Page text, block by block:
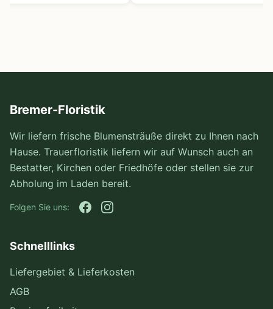
Bremer-Floristik
Wir liefern frische Blumensträuße direkt zu Ihnen nach
Hause. Trauerfloristik liefern wir auf Wunsch auch an
Bestatter, Kirchen oder Friedhöfe oder stellen sie zur
Abholung im Laden bereit.
Folgen Sie uns:
Schnelllinks
Liefergebiet & Lieferkosten
AGB